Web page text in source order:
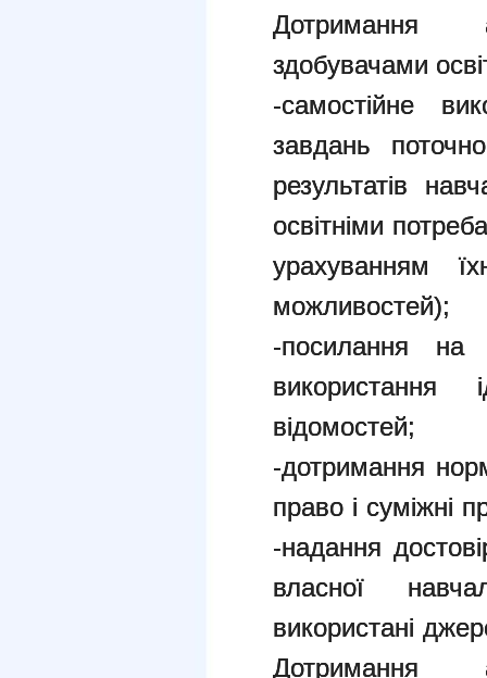
Дотримання
здобувачами
-самостійне
завдань
результатів
освітніми
урахуванням
можливостей);
-посилання на
використання
відомостей;
-дотримання
право і суміжні
-надання
власної
використані
Дотримання